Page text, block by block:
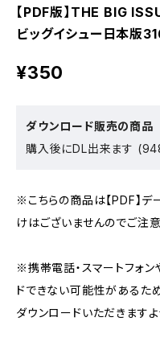
【PDF版】THE BIG
ビッグイシュー日本版
¥350
ダウンロード販売の商品
購入後にDL出来ます
※こちらの商品は【PDF】デ
けはございませんのでご注
※携帯電話・スマートフォ
ドできない可能性があるた
ダウンロードいただきます